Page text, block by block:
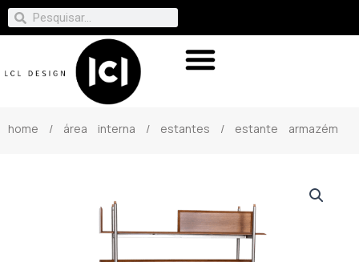
home / área interna / estantes / estante armazém